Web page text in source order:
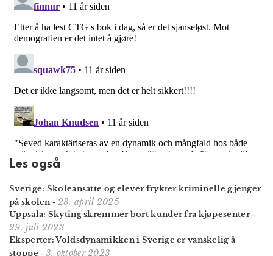
Les også
Sverige: Skoleansatte og elever frykter kriminelle gjenger
på skolen- 23. april 2025
Uppsala: Skyting skremmer bort kunder fra kjøpesenter-
29. juli 2023
Eksperter: Volds­dynamikken i Sverige er vanskelig å
stoppe - 3. oktober 2023